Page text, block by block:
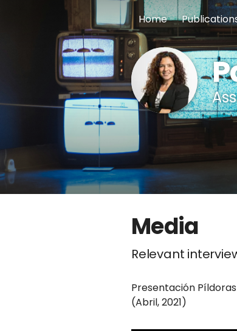
Home
Media
Relevant
Presentación
(Abril, 2021)